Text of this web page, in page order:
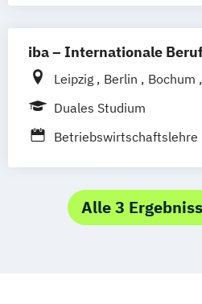
iba – Internationale
Leipzig Berlin Bochum
Erfurt
Hamburg
Online-Campus
Duales Studium
Betriebswirtschaftslehre
Alle 3